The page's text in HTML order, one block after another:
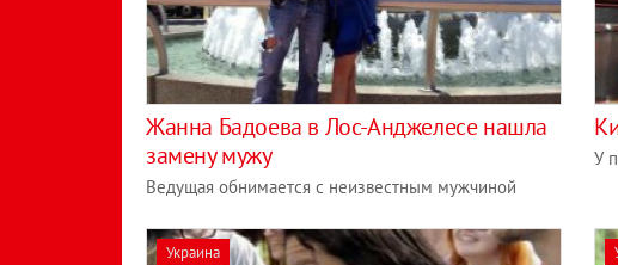
Жанна Бадоева в Лос-Анджелесе нашла
замену мужу
Ведущая обнимается с неизвестным мужчиной
У
Украина